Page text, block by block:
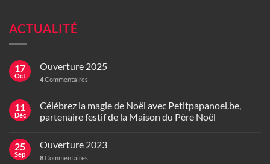
ACTUALITÉ
17
Oct
Ouverture 2025
4Commentaires
11
Déc
Célébrez la magie de Noël avec Petitpapanoel.be,
partenaire festif de la Maison du Père Noël
25
Sep
Ouverture 2023
8Commentaires